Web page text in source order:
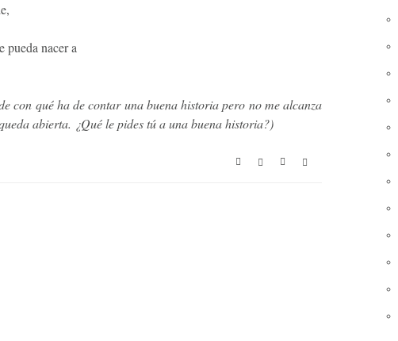
pueda nacer a
con qué ha de contar una buena historia pero no me alcanza
abierta. ¿Qué le pides tú a una buena historia?)